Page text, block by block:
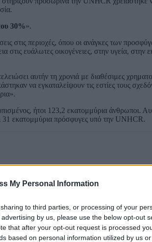
My Personal Information
to third parties, or processing of your
by us, please use the below opt-out
that after your opt-out request is processed
based on personal information utilized by us
30%».
στις περιοχές, όπου οι ανάγκες των
ευάλωτες οικογένειες, στην υγεία, στην
αυτήν τη χρονιά με διαθέσιμες
να εγκαταλείψουν τις εστίες τους
ήτοι 123,2 εκατομμύρια άνθρωποι.
31 εκατομμύρια πρόσφυγες υπό την UNHCR.